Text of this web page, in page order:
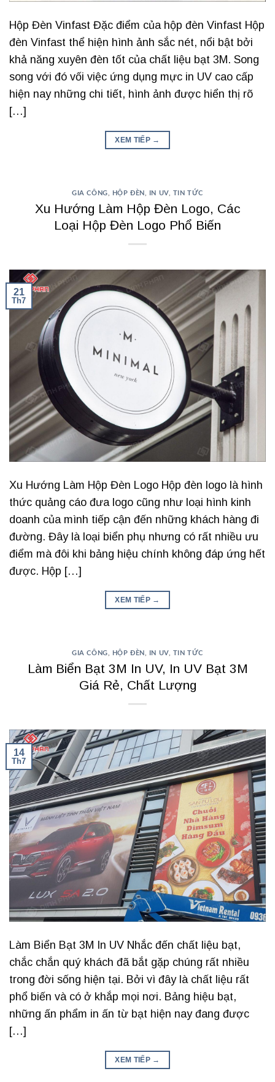
Hộp Đèn Vinfast Đặc điểm của hộp đèn Vinfast Hộp
đèn Vinfast thể hiện hình ảnh sắc nét, nổi bật bởi
khả năng xuyên đèn tốt của chất liệu bạt 3M. Song
song với đó vối việc ứng dụng mực in UV cao cấp
hiện nay những chi tiết, hình ảnh được hiển thị rõ
[…]
XEM TIẾP →
GIA CÔNG HỘP ĐÈN IN UV, TIN TỨC
Xu Hướng Làm Hộp Đèn Logo, Các
Loại Hộp Đèn Logo Phổ Biến
21
Th7
Xu Hướng Làm Hộp Đèn Logo Hộp đèn logo là hình
thức quảng cáo đưa logo cũng như loại hình kinh
doanh của mình tiếp cận đến những khách hàng đi
đường. Đây là loại biển phụ nhưng có rất nhiều ưu
điểm mà đôi khi bảng hiệu chính không đáp ứng hết
được. Hộp […]
XEM TIẾP →
GIA CÔNG HỘP ĐÈN IN UV, TIN TỨC
Làm Biển Bạt 3M In UV, In UV Bạt 3M
Giá Rẻ, Chất Lượng
14
Th7
Làm Biển Bạt 3M In UV Nhắc đến chất liệu bạt,
chắc chắn quý khách đã bắt gặp chúng rất nhiều
trong đời sống hiện tại. Bởi vì đây là chất liệu rất
phổ biến và có ở khắp mọi nơi. Bảng hiệu bạt,
những ấn phẩm in ấn từ bạt hiện nay đang được
[…]
XEM TIẾP →